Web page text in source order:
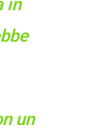
in
un